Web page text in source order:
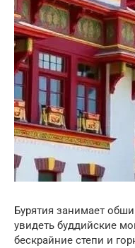
Бурятия занимает
увидеть буддийские
бескрайние степи и